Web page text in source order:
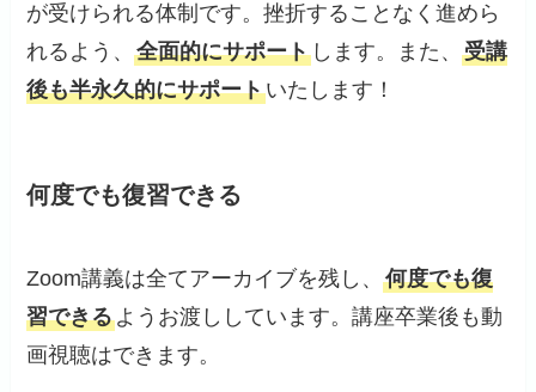
が受けられる体制です。挫折することなく進めら
れるよう、全面的にサポート します。また、受講
後も半永久的にサポートいたします！
何度でも復習できる
Zoom講義は全てアーカイブを残し、何度でも復
習できるようお渡ししています。講座卒業後も動
画視聴はできます。